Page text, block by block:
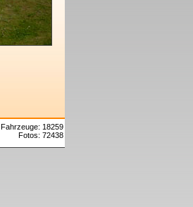
Fahrzeuge: 18259
Fotos: 72438